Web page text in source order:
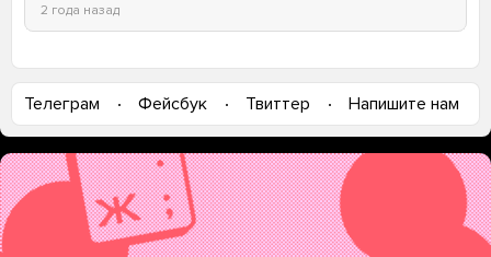
2 года назад
Телеграм Фейсбук Твиттер Напишите нам